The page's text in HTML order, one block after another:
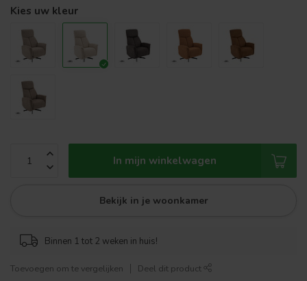
Kies uw kleur
In mijn winkelwagen
Bekijk in je woonkamer
Binnen 1 tot 2 weken in huis!
Toevoegen om te vergelijken Deel dit product